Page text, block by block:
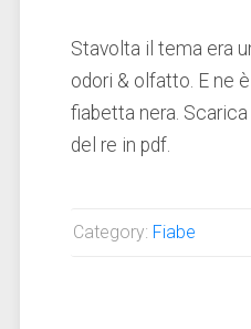
Stavolta il tema era
odori & olfatto. E ne
fiabetta nera.
del re in pdf.
Category: Fiabe